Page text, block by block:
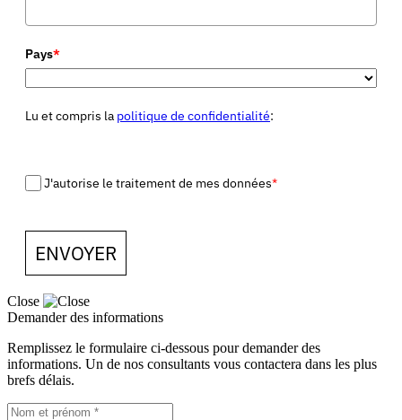
Pays*
Lu et compris la politique de confidentialité:
J'autorise le traitement de mes données*
ENVOYER
Close
Demander des informations
Remplissez le formulaire ci-dessous pour demander des
informations. Un de nos consultants vous contactera dans les plus
brefs délais.